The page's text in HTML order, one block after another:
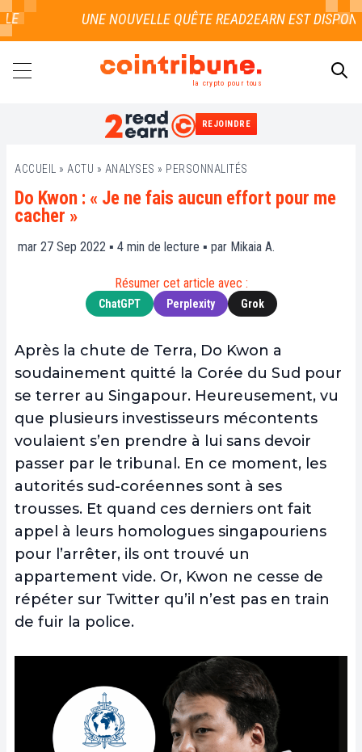
la crypto pour tous
REJOINDRE
ACCUEIL » ACTU » ANALYSES » PERSONNALITÉS
Do Kwon : « Je ne fais aucun effort pour me
cacher »
mar 27 Sep 2022 ▪ 4 min de lecture ▪ par Mikaia A.
Résumer cet article avec :
ChatGPT Perplexity Grok
Après la chute de Terra, Do Kwon a
soudainement quitté la Corée du Sud pour
se terrer au Singapour. Heureusement, vu
que plusieurs investisseurs mécontents
voulaient s’en prendre à lui sans devoir
passer par le tribunal. En ce moment, les
autorités sud-coréennes sont à ses
trousses. Et quand ces derniers ont fait
appel à leurs homologues singapouriens
pour l’arrêter, ils ont trouvé un
appartement vide. Or, Kwon ne cesse de
répéter sur Twitter qu’il n’est pas en train
de fuir la police.